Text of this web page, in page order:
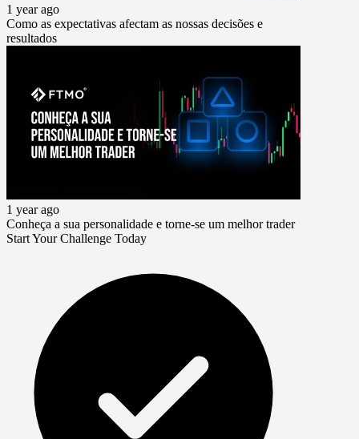
1 year ago
Como as expectativas afectam as nossas decisões e
resultados
1 year ago
Conheça a sua personalidade e torne-se um melhor trader
Start Your Challenge Today